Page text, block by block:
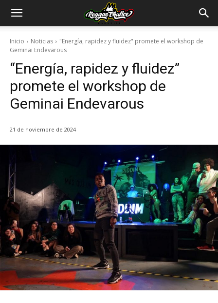
Inicio Noticias
"Energía, rapidez y fluidez" promete el workshop de
Geminai Endevarous
“Energía, rapidez y fluidez”
promete el workshop de
Geminai Endevarous
21 de noviembre de 2024